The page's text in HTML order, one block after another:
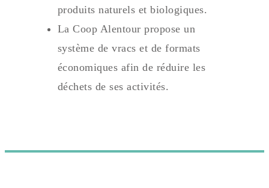
produits naturels et biologiques.
La Coop Alentour propose un
système de vracs et de formats
économiques afin de réduire les
déchets de ses activités.